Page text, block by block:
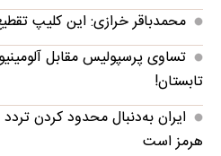
محمدباقر خرازی: این کلیپ
تساوی پرسپولیس مقابل
تابستان!
ایران به‌دنبال محدود کردن
هرمز است